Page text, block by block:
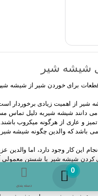
شیشه شیر
سن 6 ماهگی قطعات برای خوردن شیر از شیشه
شیر از اهمیت زیادی برخوردار
دانند شیشه شیربه دلیل تماس
و عاری از هرگونه میکروب باشند.
می باشد که والدین چگونه شیشه
این کار وجود دارد، اما والدین
کردن شیشه شیر با شستن معمولی
شیر کودک، مهم و ضروری
0
دسته بندی